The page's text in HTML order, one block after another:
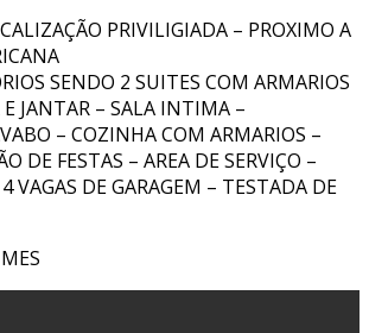
PRIVILIGIADA – PROXIMO A
SENDO 2 SUITES COM ARMARIOS
E JANTAR – SALA INTIMA –
– COZINHA COM ARMARIOS –
DE FESTAS – AREA DE SERVIÇO –
VAGAS DE GARAGEM – TESTADA DE